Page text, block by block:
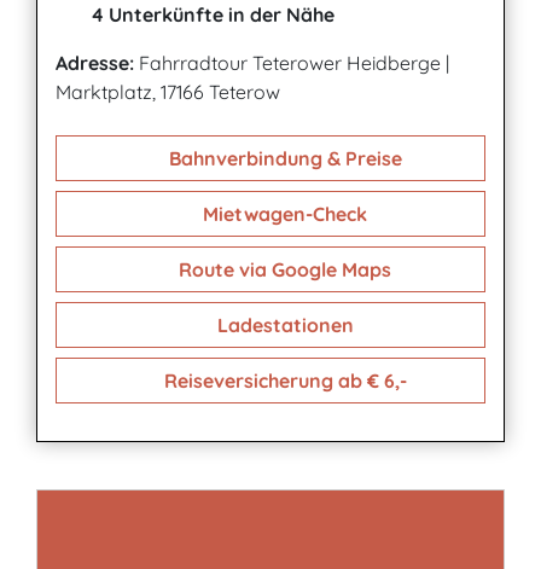
4 Unterkünfte in der Nähe
Adresse: Fahrradtour Teterower Heidberge |
Marktplatz, 17166 Teterow
Bahnverbindung & Preise
Mietwagen-Check
Route via Google Maps
Ladestationen
Reiseversicherung ab € 6,-